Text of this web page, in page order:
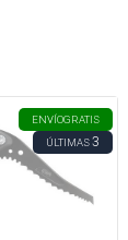
ENVÍOGRATIS
ÚLTIMAS3